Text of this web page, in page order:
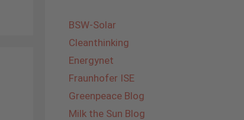
BSW-Solar
Cleanthinking
Energynet
Fraunhofer ISE
Greenpeace Blog
Milk the Sun Blog